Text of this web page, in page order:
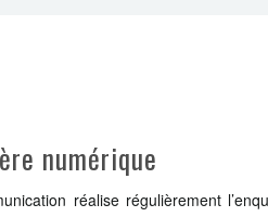
numérique
réalise régulièrement